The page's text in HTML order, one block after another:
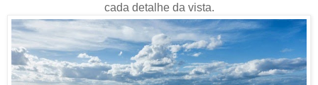
cada detalhe da vista.